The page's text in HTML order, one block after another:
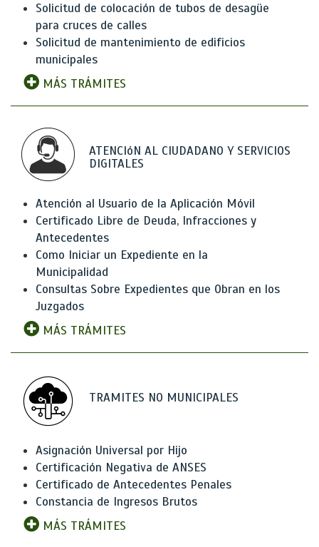
Solicitud de colocación de tubos de desagüe
para cruces de calles
Solicitud de mantenimiento de edificios
municipales
MÁS TRÁMITES
ATENCIóN AL CIUDADANO Y SERVICIOS
DIGITALES
Atención al Usuario de la Aplicación Móvil
Certificado Libre de Deuda, Infracciones y
Antecedentes
Como Iniciar un Expediente en la
Municipalidad
Consultas Sobre Expedientes que Obran en los
Juzgados
MÁS TRÁMITES
TRAMITES NO MUNICIPALES
Asignación Universal por Hijo
Certificación Negativa de ANSES
Certificado de Antecedentes Penales
Constancia de Ingresos Brutos
MÁS TRÁMITES